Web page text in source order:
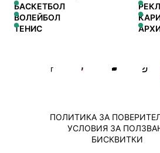
БАСКЕТБОЛ
ВОЛЕЙБОЛ
ТЕНИС
ПОЛИТИКА ЗА
УСЛОВИЯ ЗА
БИСКВИТКИ